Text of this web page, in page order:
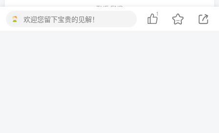
THE END
欢迎您留下宝贵的见解！
1